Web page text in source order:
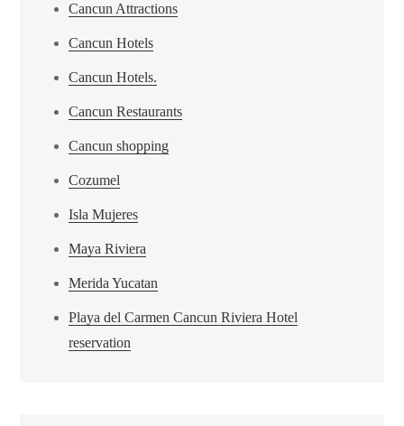
Cancun Attractions
Cancun Hotels
Cancun Hotels.
Cancun Restaurants
Cancun shopping
Cozumel
Isla Mujeres
Maya Riviera
Merida Yucatan
Playa del Carmen Cancun Riviera Hotel
reservation